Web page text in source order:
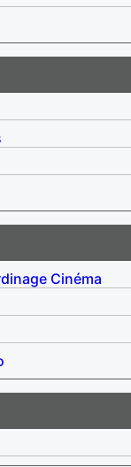
Cinéma